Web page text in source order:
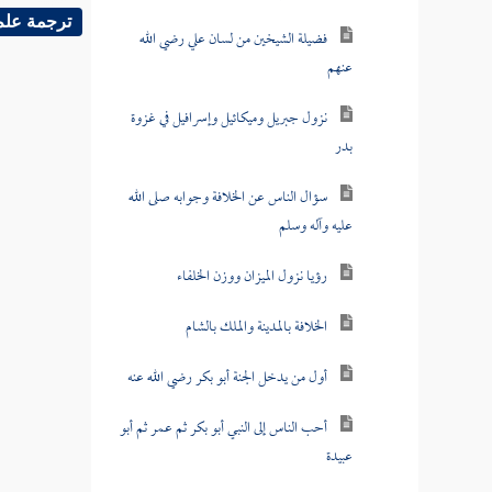
فضيلة الشيخين من لسان علي رضي الله
عنهم
نزول جبريل وميكائيل وإسرافيل في غزوة
بدر
سؤال الناس عن الخلافة وجوابه صلى الله
عليه وآله وسلم
رؤيا نزول الميزان ووزن الخلفاء
الخلافة بالمدينة والملك بالشام
أول من يدخل الجنة أبو بكر رضي الله عنه
أحب الناس إلى النبي أبو بكر ثم عمر ثم أبو
عبيدة
ترجمة